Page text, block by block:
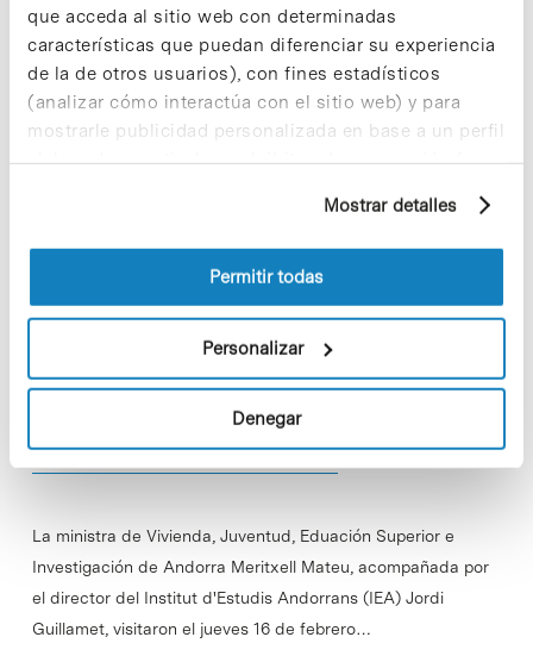
que acceda al sitio web con determinadas
características que puedan diferenciar su experiencia
de la de otros usuarios), con fines estadísticos
(analizar cómo interactúa con el sitio web) y para
mostrarle publicidad personalizada en base a un perfil
elaborado a partir de sus hábitos de navegación (por
información sobre las cookies puede consultar
la Política de cookies del sitio web.
Mostrar detalles
Permitir todas
Personalizar
Denegar
Las Plataformas Biotecnológicas Mixtas nacen a partir de la
coordinación de las plataformas de Proteómica, de
Transcriptómica y de Química Fina ubicadas en las
Visita de la ministra de
Investigación de Andorra al Parc
Científic de Barcelona
La ministra de Vivienda, Juventud, Eduación Superior e
Investigación de Andorra Meritxell Mateu, acompañada por
el director del Institut d'Estudis Andorrans (IEA) Jordi
Guillamet, visitaron el jueves 16 de febrero…